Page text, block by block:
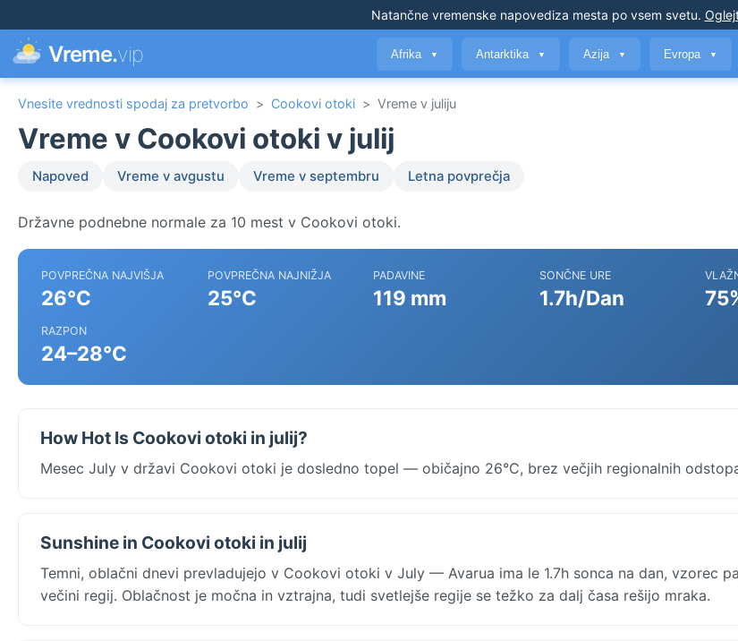
Natančne vremenske napovediza mesta po vsem svetu.
Vreme.vip Afrika ▼ Antarktika ▼ Azija ▼ Evropa ▼
Vnesite vrednosti spodaj za pretvorbo > Cookovi otoki > Vreme v juliju
Vreme v Cookovi otoki v julij
Napoved Vreme v avgustu Vreme v septembru Letna povprečja
Državne podnebne normale za 10 mest v Cookovi otoki.
POVPREČNA NAJVIŠJA
26°C
POVPREČNA NAJNIŽJA
25°C
PADAVINE
119 mm
SONČNE URE
1.7h/Dan
RAZPON
24–28°C
How Hot Is Cookovi otoki in julij?
Mesec July v državi Cookovi otoki je dosledno topel — običajno 26°C, brez večjih regionalnih
Sunshine in Cookovi otoki in julij
Temni, oblačni dnevi prevladujejo v Cookovi otoki v July — Avarua ima le 1.7h sonca na dan, vzorec
večini regij. Oblačnost je močna in vztrajna, tudi svetlejše regije se težko za dalj časa rešijo mraka.